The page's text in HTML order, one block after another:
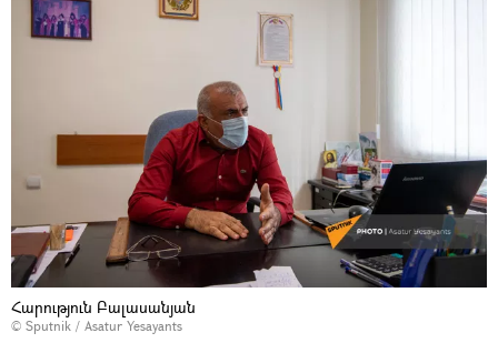
Հարություն Բալասանյան
© Sputnik / Asatur Yesayants